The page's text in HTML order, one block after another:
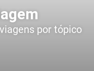
por tópico